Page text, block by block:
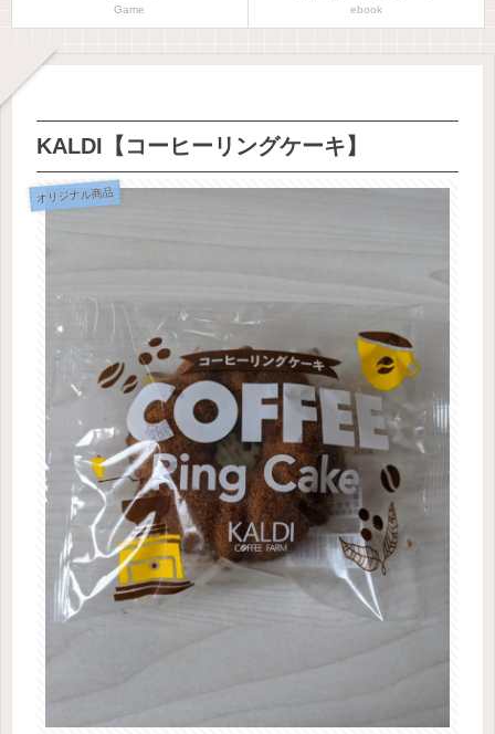
Game ebook
KALDI【コーヒーリングケーキ】
オリジナル商品